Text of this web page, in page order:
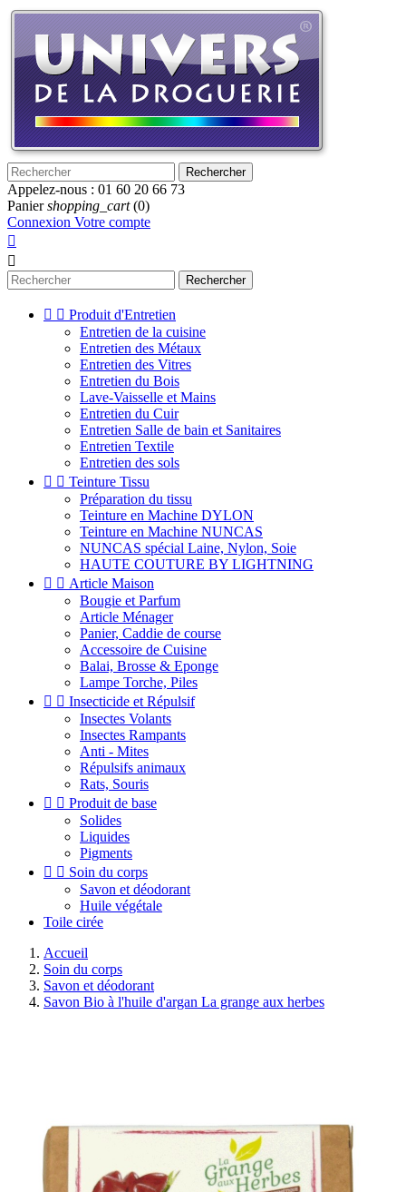
Rechercher
Appelez-nous : 01 60 20 66 73
Panier shopping_cart (0)
Connexion Votre compte


Rechercher
  Produit d'Entretien
Entretien de la cuisine
Entretien des Métaux
Entretien des Vitres
Entretien du Bois
Lave-Vaisselle et Mains
Entretien du Cuir
Entretien Salle de bain et Sanitaires
Entretien Textile
Entretien des sols
  Teinture Tissu
Préparation du tissu
Teinture en Machine DYLON
Teinture en Machine NUNCAS
NUNCAS spécial Laine, Nylon, Soie
HAUTE COUTURE BY LIGHTNING
  Article Maison
Bougie et Parfum
Article Ménager
Panier, Caddie de course
Accessoire de Cuisine
Balai, Brosse & Eponge
Lampe Torche, Piles
  Insecticide et Répulsif
Insectes Volants
Insectes Rampants
Anti - Mites
Répulsifs animaux
Rats, Souris
  Produit de base
Solides
Liquides
Pigments
  Soin du corps
Savon et déodorant
Huile végétale
Toile cirée
Accueil
Soin du corps
Savon et déodorant
Savon Bio à l'huile d'argan La grange aux herbes